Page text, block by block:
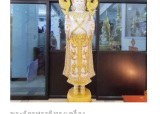
Add to
Wishlist